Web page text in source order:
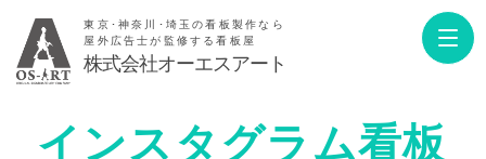
東京･神奈川･埼玉の看板製作なら
屋外広告士が監修する看板屋
株式会社オーエスアート
インスタグラム看板